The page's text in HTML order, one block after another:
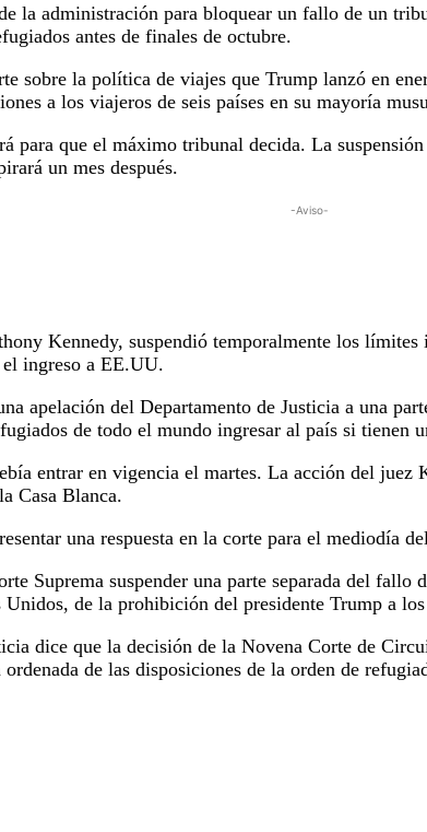
la administración para bloquear un fallo de un
antes de finales de octubre.
sobre la política de viajes que Trump lanzó en
a los viajeros de seis países en su mayoría
para que el máximo tribunal decida. La
un mes después.
-Aviso-
Kennedy, suspendió temporalmente los
ingreso a EE.UU.
apelación del Departamento de Justicia a una
de todo el mundo ingresar al país si tienen
entrar en vigencia el martes. La acción del
Casa Blanca.
una respuesta en la corte para el mediodía
Suprema suspender una parte separada del
Unidos, de la prohibición del presidente Trump a
dice que la decisión de la Novena Corte de
de las disposiciones de la orden de